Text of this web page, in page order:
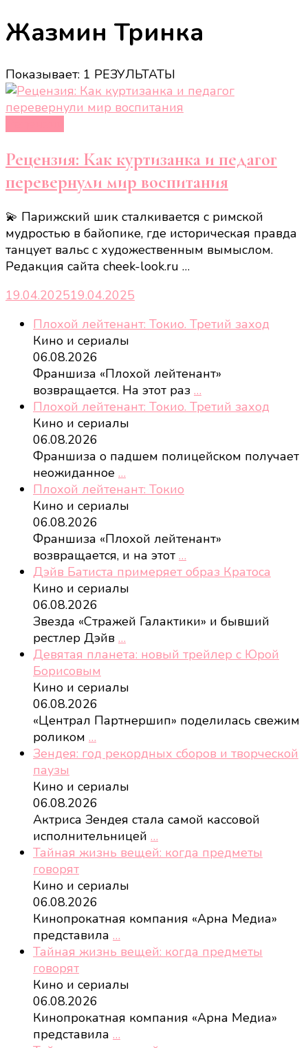
Жазмин Тринка
Показывает: 1 РЕЗУЛЬТАТЫ
Рецензия: Как куртизанка и педагог
перевернули мир воспитания
💫 Парижский шик сталкивается с римской
мудростью в байопике, где историческая правда
танцует вальс с художественным вымыслом.
Редакция сайта cheek-look.ru …
19.04.202519.04.2025
Плохой лейтенант: Токио. Третий заход
Кино и сериалы
06.08.2026
Франшиза «Плохой лейтенант»
возвращается. На этот раз …
Плохой лейтенант: Токио. Третий заход
Кино и сериалы
06.08.2026
Франшиза о падшем полицейском получает
неожиданное …
Плохой лейтенант: Токио
Кино и сериалы
06.08.2026
Франшиза «Плохой лейтенант»
возвращается, и на этот …
Дэйв Батиста примеряет образ Кратоса
Кино и сериалы
06.08.2026
Звезда «Стражей Галактики» и бывший
рестлер Дэйв …
Девятая планета: новый трейлер с Юрой
Борисовым
Кино и сериалы
06.08.2026
«Централ Партнершип» поделилась свежим
роликом …
Зендея: год рекордных сборов и творческой
паузы
Кино и сериалы
06.08.2026
Актриса Зендея стала самой кассовой
исполнительницей …
Тайная жизнь вещей: когда предметы
говорят
Кино и сериалы
06.08.2026
Кинопрокатная компания «Арна Медиа»
представила …
Тайная жизнь вещей: когда предметы
говорят
Кино и сериалы
06.08.2026
Кинопрокатная компания «Арна Медиа»
представила …